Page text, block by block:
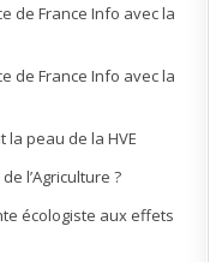
de France Info avec la
de France Info avec la
la peau de la HVE
l’Agriculture ?
écologiste aux effets